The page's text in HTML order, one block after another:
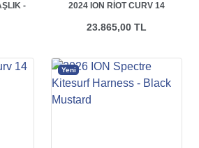
-
2024 ION RIOT CURV 14
23.865,00 TL
Yeni